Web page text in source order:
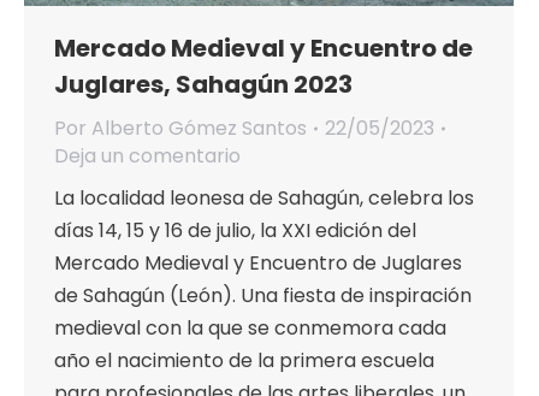
Mercado Medieval y Encuentro de
Juglares, Sahagún 2023
Por Alberto Gómez Santos
22/05/2023
Deja un comentario
La localidad leonesa de Sahagún, celebra los
días 14, 15 y 16 de julio, la XXI edición del
Mercado Medieval y Encuentro de Juglares
de Sahagún (León). Una fiesta de inspiración
medieval con la que se conmemora cada
año el nacimiento de la primera escuela